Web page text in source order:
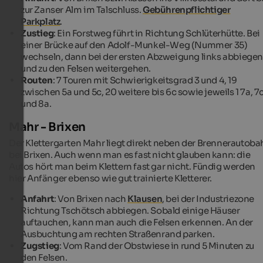
zur Zanser Alm im Talschluss.Gebührenpflichtiger
Parkplatz.
Zustieg: Ein Forstweg führt in Richtung Schlüterhütte. Bei
einer Brücke auf den Adolf-Munkel-Weg (Nummer 35)
wechseln, dann bei der ersten Abzweigung links abbiegen
und zu den Felsen weitergehen.
Routen: 7 Touren mit Schwierigkeitsgrad 3 und 4, 19
zwischen 5a und 5c, 20 weitere bis 6c sowie jeweils 1 7a,
und 8a.
Mahr - Brixen
Der Klettergarten Mahr liegt direkt neben der
bei Brixen. Auch wenn man es fast nicht glauben kann: die
Autos hört man beim Klettern fast gar nicht. Fündig werden
hier Anfänger ebenso wie gut trainierte Kletterer.
Anfahrt: Von Brixen nach Klausen, bei der Industriezone
Richtung Tschötsch abbiegen. Sobald einige Häuser
auftauchen, kann man auch die Felsen erkennen. An der
Ausbuchtung am rechten Straßenrand parken.
Zugstieg: Vom Rand der Obstwiese in rund 5 Minuten zu
den Felsen.